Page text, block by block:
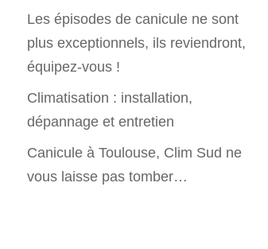
Les épisodes de canicule ne sont
plus exceptionnels, ils reviendront,
équipez-vous !
Climatisation : installation,
dépannage et entretien
Canicule à Toulouse, Clim Sud ne
vous laisse pas tomber…